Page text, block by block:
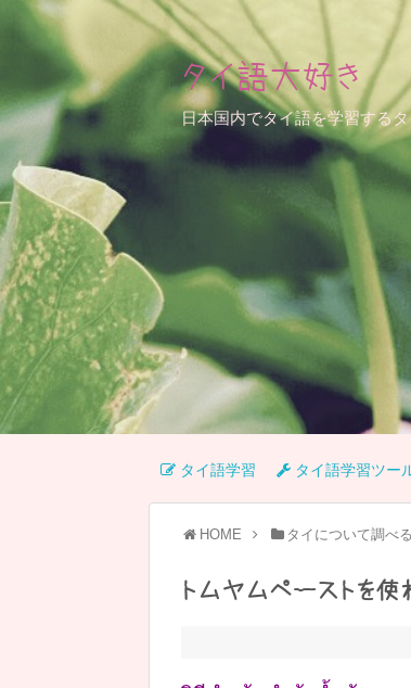
タイ語大好き
日本国内でタイ語を学習する
タイ語学習 タイ語学習ツー
HOME タイについて調べる
トムヤムペーストを